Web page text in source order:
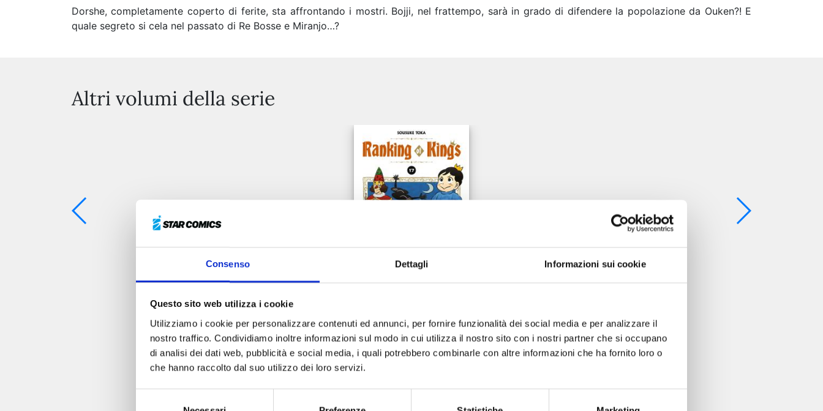
Consenso Dettagli Informazioni sui cookie
Questo sito web utilizza i cookie
Utilizziamo i cookie per personalizzare contenuti ed annunci, per fornire funzionalità dei social media e per analizzare il
nostro traffico. Condividiamo inoltre informazioni sul modo in cui utilizza il nostro sito con i nostri partner che si occupano
di analisi dei dati web, pubblicità e social media, i quali potrebbero combinarle con altre informazioni che ha fornito loro o
che hanno raccolto dal suo utilizzo dei loro servizi.
Dorshe, completamente coperto di ferite, sta affrontando i mostri. Bojji, nel frattempo, sarà in grado di difendere la popolazione da Ouken?! E
quale segreto si cela nel passato di Re Bosse e Miranjo…?
Altri volumi della serie
08/09/2026